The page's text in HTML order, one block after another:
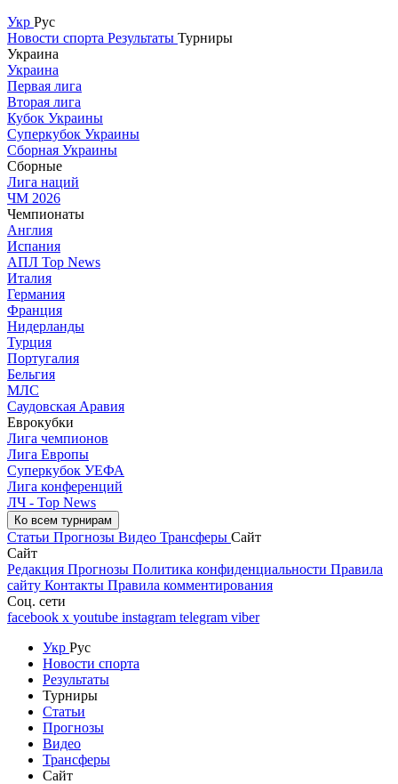
Укр Рус
Новости спорта Результаты Турниры
Украина
Украина
Первая лига
Вторая лига
Кубок Украины
Суперкубок Украины
Сборная Украины
Сборные
Лига наций
ЧМ 2026
Чемпионаты
Англия
Испания
АПЛ Top News
Италия
Германия
Франция
Нидерланды
Турция
Португалия
Бельгия
МЛС
Саудовская Аравия
Еврокубки
Лига чемпионов
Лига Европы
Суперкубок УЕФА
Лига конференций
ЛЧ - Top News
Ко всем турнирам
Статьи Прогнозы Видео Трансферы Сайт
Сайт
Редакция Прогнозы Политика конфиденциальности Правила
сайту Контакты Правила комментирования
Соц. сети
facebook x youtube instagram telegram viber
Укр Рус
Новости спорта
Результаты
Турниры
Статьи
Прогнозы
Видео
Трансферы
Сайт